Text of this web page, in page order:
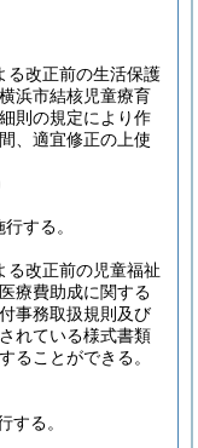
る改正前の生活保護
浜市結核児童療育
則の規定により作
、適宜修正の上使
する。
る改正前の児童福祉
療費助成に関する
事務取扱規則及び
れている様式書類
ることができる。
する。